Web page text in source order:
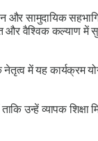
और सामुदायिक
और वैश्विक कल्याण में
में यह कार्यक्रम
उन्हें व्यापक शिक्षा